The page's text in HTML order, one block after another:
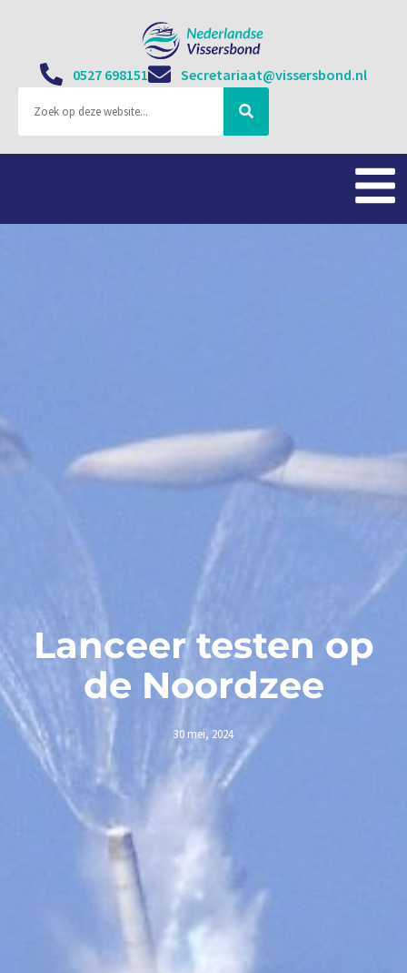
0527 698151 Secretariaat@vissersbond.nl
Lanceer testen op
de Noordzee
30 mei, 2024